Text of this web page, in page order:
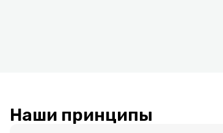
Наши принципы